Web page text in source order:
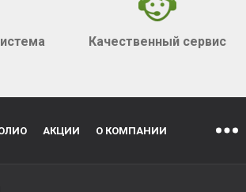
Качественный сервис
АКЦИИ О КОМПАНИИ